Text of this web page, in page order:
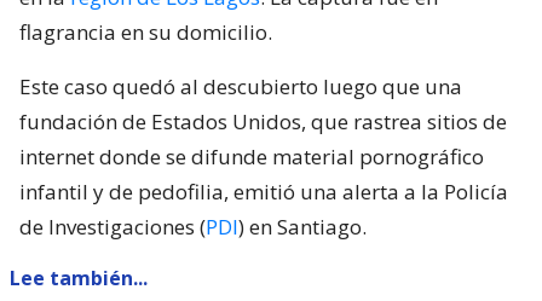
flagrancia en su domicilio.
Este caso quedó al descubierto luego que una
fundación de Estados Unidos, que rastrea sitios de
internet donde se difunde material pornográfico
infantil y de pedofilia, emitió una alerta a la Policía
de Investigaciones (PDI) en Santiago.
Lee también...